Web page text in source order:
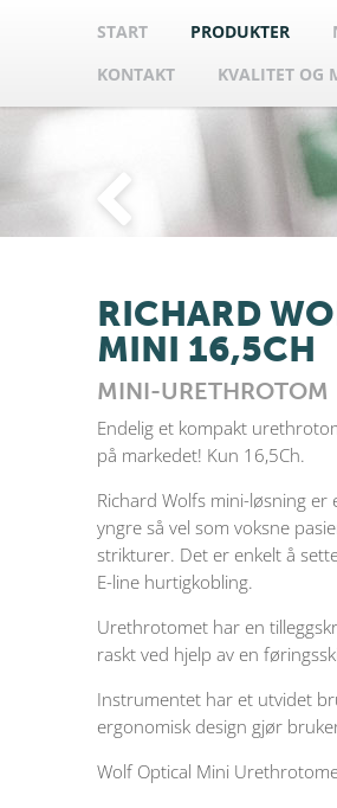
START PRODUKTER
KONTAKT
KVALITET OG
RICHARD
MINI 16,5CH
MINI-URETHROTOM
Endelig et kompakt
på markedet! Kun 16,5Ch.
Richard Wolfs mini-løsning
yngre så vel som voksne
strikturer. Det er enkelt å
E-line hurtigkobling.
Urethrotomet har en
raskt ved hjelp av en
Instrumentet har et utvidet
ergonomisk design gjør
Wolf Optical Mini